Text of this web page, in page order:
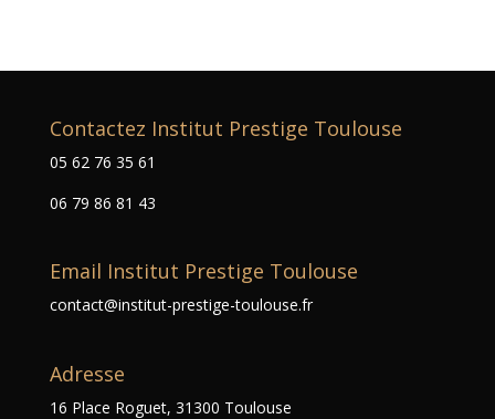
Contactez Institut Prestige Toulouse
05 62 76 35 61
06 79 86 81 43
Email Institut Prestige Toulouse
contact@institut-prestige-toulouse.fr
Adresse
16 Place Roguet, 31300 Toulouse